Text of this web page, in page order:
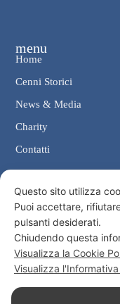
menu
Home
Cenni Storici
News & Media
Charity
Contatti
Contatti
Cancelleria: Via Giosuè
eMail:
Tel. +39 06 47.41.190 +39
Social
Questo sito utilizza
Puoi accettare,
pulsanti desiderati.
Chiudendo questa
Visualizza la Cookie
Visualizza